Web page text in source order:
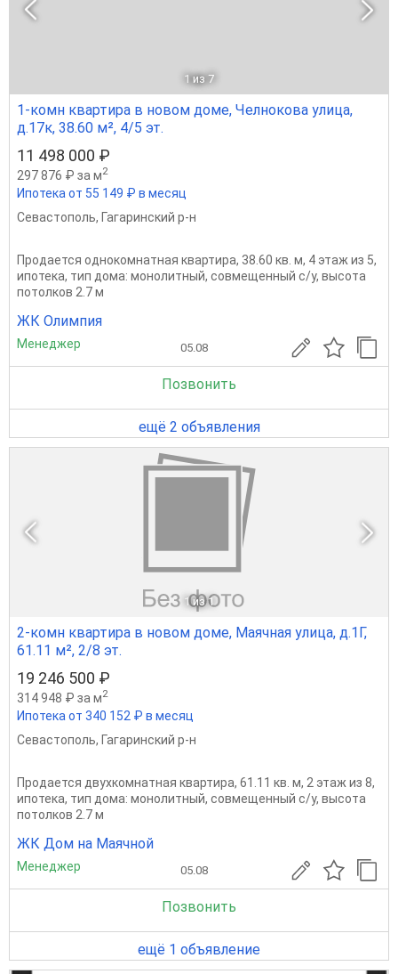
1 из 7
1-комн квартира в новом доме, Челнокова улица,
д.17к, 38.60 м², 4/5 эт.
11 498 000 ₽
297 876 ₽ за м2
Ипотека от 55 149 ₽ в месяц
Севастополь, Гагаринский р-н
Продается однокомнатная квартира, 38.60 кв. м, 4 этаж из 5,
ипотека, тип дома: монолитный, совмещенный с/у, высота
потолков 2.7 м
ЖК Олимпия
Менеджер 05.08
Позвонить
ещё 2 объявления
1 из 1
2-комн квартира в новом доме, Маячная улица, д.1Г,
61.11 м², 2/8 эт.
19 246 500 ₽
314 948 ₽ за м2
Ипотека от 340 152 ₽ в месяц
Севастополь, Гагаринский р-н
Продается двухкомнатная квартира, 61.11 кв. м, 2 этаж из 8,
ипотека, тип дома: монолитный, совмещенный с/у, высота
потолков 2.7 м
ЖК Дом на Маячной
Менеджер 05.08
Позвонить
ещё 1 объявление